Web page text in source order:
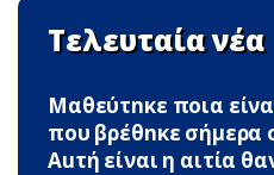
Τελευταία νέα
Μαθεύτnκε ποια
που βρέθnκε σήμερα
Αuτή είναι η αιτία